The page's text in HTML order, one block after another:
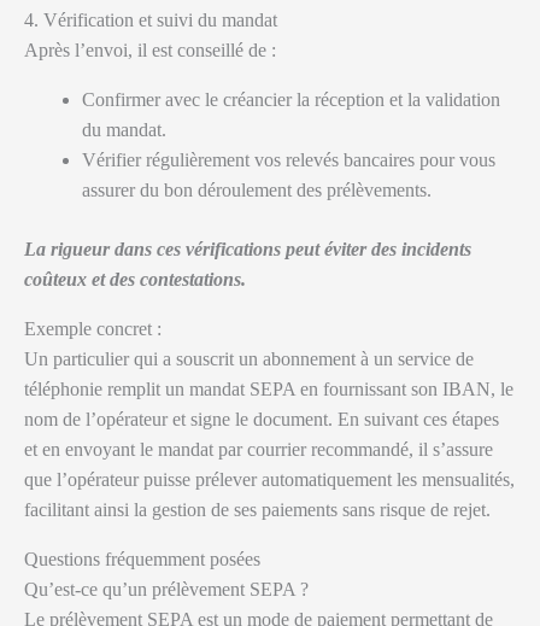
4. Vérification et suivi du mandat
Après l’envoi, il est conseillé de :
Confirmer avec le créancier la réception et la validation
du mandat.
Vérifier régulièrement vos relevés bancaires pour vous
assurer du bon déroulement des prélèvements.
La rigueur dans ces vérifications peut éviter des incidents
coûteux et des contestations.
Exemple concret :
Un particulier qui a souscrit un abonnement à un service de
téléphonie remplit un mandat SEPA en fournissant son IBAN, le
nom de l’opérateur et signe le document. En suivant ces étapes
et en envoyant le mandat par courrier recommandé, il s’assure
que l’opérateur puisse prélever automatiquement les mensualités,
facilitant ainsi la gestion de ses paiements sans risque de rejet.
Questions fréquemment posées
Qu’est-ce qu’un prélèvement SEPA ?
Le prélèvement SEPA est un mode de paiement permettant de